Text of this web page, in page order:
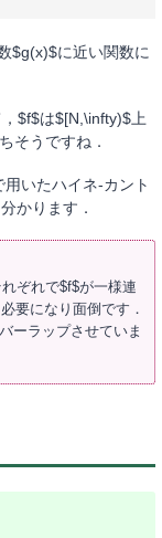
$g(x)$に近い関数に
$f$は$[N,\infty)$上
そうですね．
いたハイネ-カント
かります．
ぞれで$f$が一様連
要になり面倒です．
ーラップさせていま